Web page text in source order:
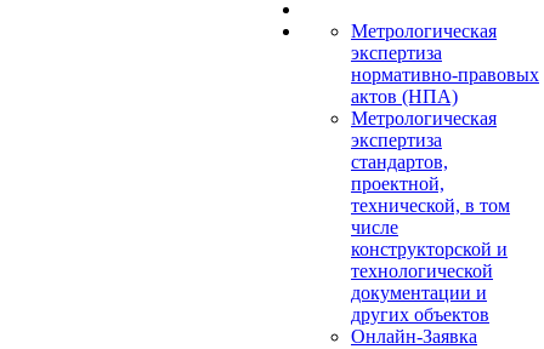
Метрологическая
экспертиза
нормативно-правовых
актов (НПА)
Метрологическая
экспертиза
стандартов,
проектной,
технической, в том
числе
конструкторской и
технологической
документации и
других объектов
Онлайн-Заявка